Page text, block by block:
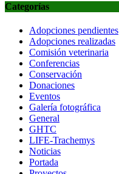
Categorías
Adopciones pendientes
Adopciones realizadas
Comisión veterinaria
Conferencias
Conservación
Donaciones
Eventos
Galería fotográfica
General
GHTC
LIFE-Trachemys
Noticias
Portada